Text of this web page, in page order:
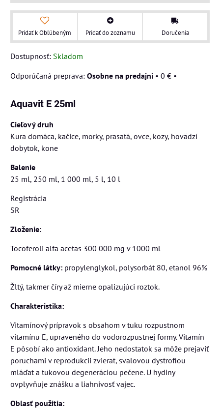
Pridať k Obľúbeným Pridať do zoznamu Doručenia
Dostupnosť: Skladom
Osobne na predajni • 0 € •
Aquavit E 25ml
Cieľový druh
Kura domáca, kačice, morky, prasatá, ovce, kozy, hovädzí
dobytok, kone
Balenie
25 ml, 250 ml, 1 000 ml, 5 l, 10 l
Registrácia
SR
Zloženie:
Tocoferoli alfa acetas 300 000 mg v 1000 ml
Pomocné látky: propylenglykol, polysorbát 80, etanol 96%
Žltý, takmer číry až mierne opalizujúci roztok.
Charakteristika:
Vitamínový prípravok s obsahom v tuku rozpustnom
vitamínu E, upraveného do vodorozpustnej formy. Vitamín
E pôsobí ako antioxidant. Jeho nedostatok sa môže prejaviť
poruchami v reprodukcii zvierat, svalovou dystrofiou
mláďat a tukovou degeneráciou pečene. U hydiny
ovplyvňuje znášku a liahnivosť vajec.
Oblasť použitia: